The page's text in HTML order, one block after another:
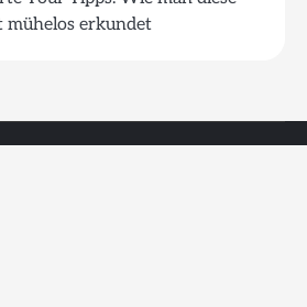
mühelos erkundet